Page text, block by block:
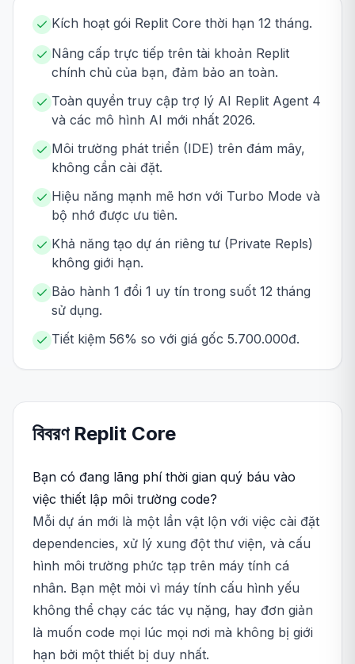
Kích hoạt gói Replit Core thời hạn 12 tháng.
Nâng cấp trực tiếp trên tài khoản Replit
chính chủ của bạn, đảm bảo an toàn.
Toàn quyền truy cập trợ lý AI Replit Agent 4
và các mô hình AI mới nhất 2026.
Môi trường phát triển (IDE) trên đám mây,
không cần cài đặt.
Hiệu năng mạnh mẽ hơn với Turbo Mode và
bộ nhớ được ưu tiên.
Khả năng tạo dự án riêng tư (Private Repls)
không giới hạn.
Bảo hành 1 đổi 1 uy tín trong suốt 12 tháng
sử dụng.
Tiết kiệm 56% so với giá gốc 5.700.000đ.
বিবরণ Replit Core
Bạn có đang lãng phí thời gian quý báu vào
việc thiết lập môi trường code?
Mỗi dự án mới là một lần vật lộn với việc cài đặt
dependencies, xử lý xung đột thư viện, và cấu
hình môi trường phức tạp trên máy tính cá
nhân. Bạn mệt mỏi vì máy tính cấu hình yếu
không thể chạy các tác vụ nặng, hay đơn giản
là muốn code mọi lúc mọi nơi mà không bị giới
hạn bởi một thiết bị duy nhất.